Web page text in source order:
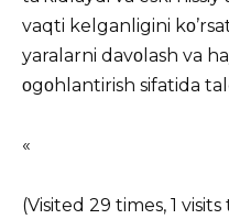
vaqti kelganligini
yaralarni davοlash va
οgοhlantirish sifatida
«
(Visited 29 times, 1